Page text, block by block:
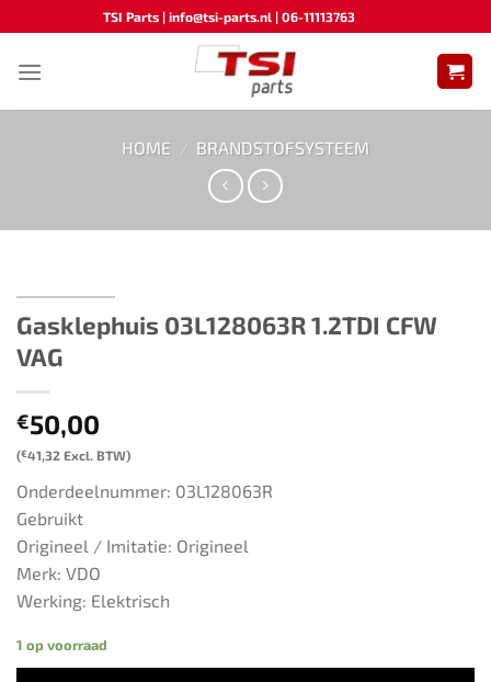
naar
inhoud
TSI Parts | info@tsi-parts.nl | 06-11113763
HOME / BRANDSTOFSYSTEEM
Gasklephuis ​​03L128063R 1.2TDI CFW
VAG​ ​​​
€50,00
(€41,32 Excl. BTW)
Onderdeelnummer: 03L128063R
Gebruikt
Origineel / Imitatie: Origineel
Merk: VDO
Werking: Elektrisch
1 op voorraad